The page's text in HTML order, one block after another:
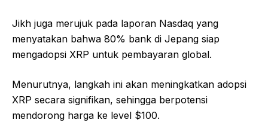
Jikh juga merujuk pada laporan Nasdaq yang
menyatakan bahwa 80% bank di Jepang siap
mengadopsi XRP untuk pembayaran global.
Menurutnya, langkah ini akan meningkatkan adopsi
XRP secara signifikan, sehingga berpotensi
mendorong harga ke level $100.